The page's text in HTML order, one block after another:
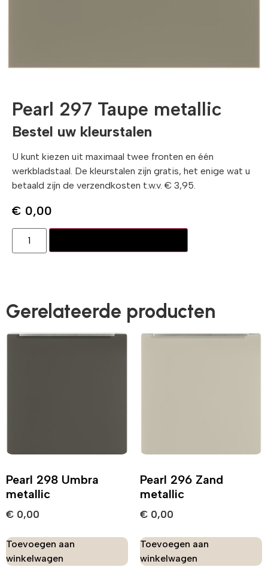
Pearl 297 Taupe metallic
Bestel uw kleurstalen
U kunt kiezen uit maximaal twee fronten en één
werkbladstaal. De kleurstalen zijn gratis, het enige wat u
betaald zijn de verzendkosten t.w.v. € 3,95.
€ 0,00
Gerelateerde producten
Pearl 298 Umbra
metallic
€ 0,00
Toevoegen aan
winkelwagen
Pearl 296 Zand
metallic
€ 0,00
Toevoegen aan
winkelwagen